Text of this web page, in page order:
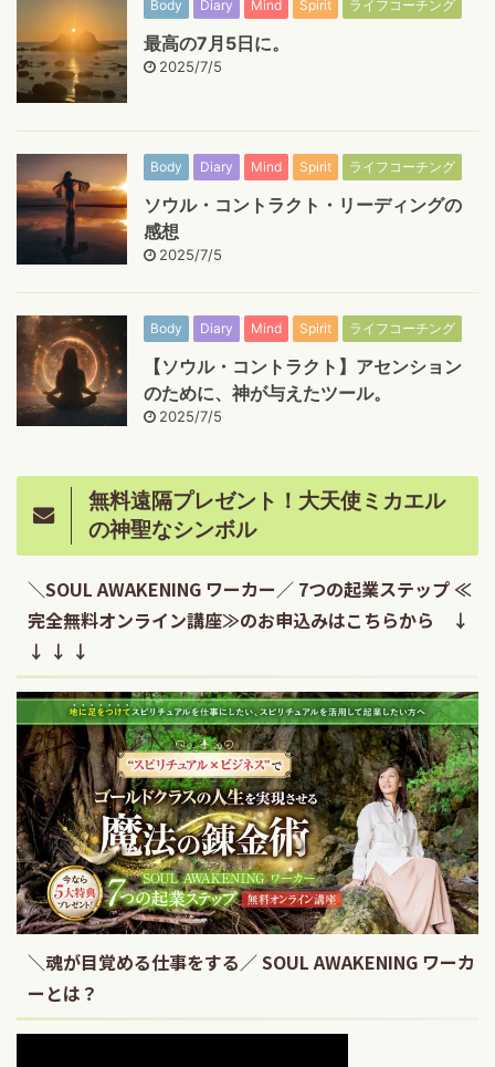
Body Diary Mind Spirit ライフコーチング
最高の7月5日に。
2025/7/5
Body Diary Mind Spirit ライフコーチング
ソウル・コントラクト・リーディングの
感想
2025/7/5
Body Diary Mind Spirit ライフコーチング
【ソウル・コントラクト】アセンション
のために、神が与えたツール。
2025/7/5
無料遠隔プレゼント！大天使ミカエル
の神聖なシンボル
＼SOUL AWAKENING ワーカー／ 7つの起業ステップ ≪
完全無料オンライン講座≫のお申込みはこちらから ↓
↓ ↓ ↓
＼魂が目覚める仕事をする／ SOUL AWAKENING ワーカ
ーとは？